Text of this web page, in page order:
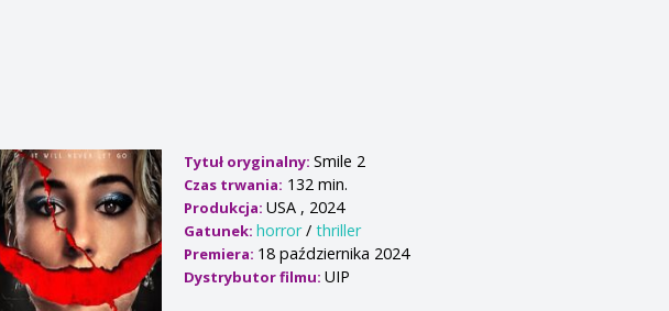
Tytuł oryginalny:Smile 2
Czas trwania: 132 min.
Produkcja:USA , 2024
Gatunek:horror/thriller
Premiera: 18 października 2024
Dystrybutor filmu:UIP